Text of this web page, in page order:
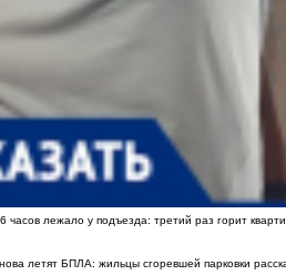
лежало у подъезда: третий раз горит
летят БПЛА: жильцы сгоревшей парковки